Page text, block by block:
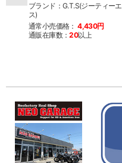
ブランド：G.T.S(ジーティーエ
ス)
通常小売価格： 4,430円
通販在庫数：20以上